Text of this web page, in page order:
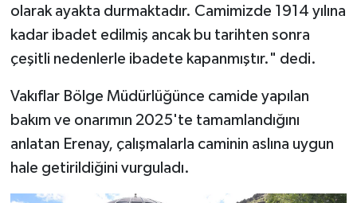
olarak ayakta durmaktadır. Camimizde 1914 yılına
kadar ibadet edilmiş ancak bu tarihten sonra
çeşitli nedenlerle ibadete kapanmıştır." dedi.
Vakıflar Bölge Müdürlüğünce camide yapılan
bakım ve onarımın 2025'te tamamlandığını
anlatan Erenay, çalışmalarla caminin aslına uygun
hale getirildiğini vurguladı.
Diyarbakır Müftülüğü
Düzce Müftülüğü
Edirne Müftülüğü
Erzincan Müftülüğü
İhtida Haberleri
YAŞAM